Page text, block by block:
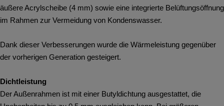
äußere Acrylscheibe (4 mm) sowie eine integrierte Belüftungsöffnung
im Rahmen zur Vermeidung von Kondenswasser.
Dank dieser Verbesserungen wurde die Wärmeleistung gegenüber
der vorherigen Generation gesteigert.
Dichtleistung
Der Außenrahmen ist mit einer Butyldichtung ausgestattet, die